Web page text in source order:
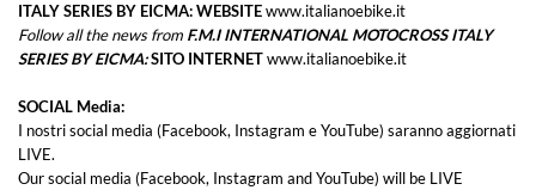
ITALY SERIES BY EICMA:WEBSITEwww.italianoebike.it
Follow all the news from F.M.I INTERNATIONAL MOTOCROSS ITALY
SERIES BY EICMA:SITO INTERNETwww.italianoebike.it
SOCIAL Media:
I nostri social media (Facebook, Instagram e YouTube) saranno aggiornati
LIVE.
Our social media (Facebook, Instagram and YouTube) will be LIVE